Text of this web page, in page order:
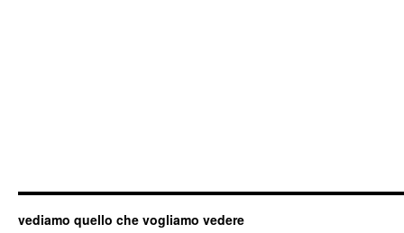
vediamo quello che vogliamo vedere